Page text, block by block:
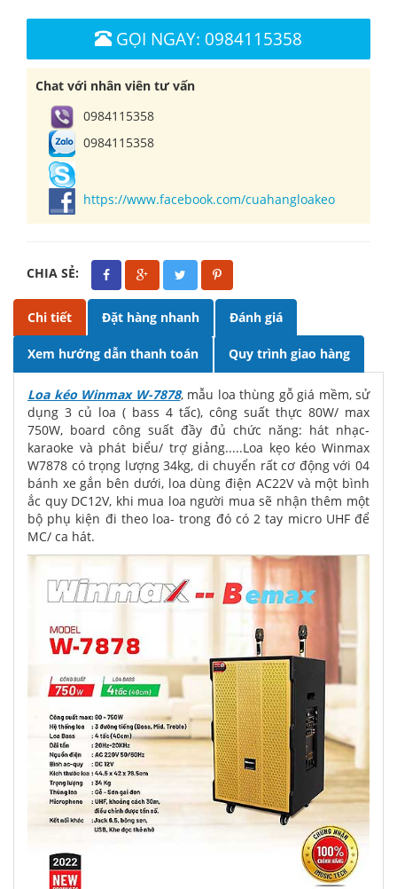
GỌI NGAY: 0984115358
Chat với nhân viên tư vấn
0984115358
0984115358
https://www.facebook.com/cuahangloakeo
CHIA SẺ:
Chi tiết Đặt hàng nhanh Đánh giá
Xem hướng dẫn thanh toán Quy trình giao hàng
Loa kéo Winmax W-7878, mẫu loa thùng gỗ giá mềm, sử
dụng 3 củ loa ( bass 4 tấc), công suất thực 80W/ max
750W, board công suất đầy đủ chức năng: hát nhạc-
karaoke và phát biểu/ trợ giảng.....Loa kẹo kéo Winmax
W7878 có trọng lượng 34kg, di chuyển rất cơ động với 04
bánh xe gắn bên dưới, loa dùng điện AC22V và một bình
ắc quy DC12V, khi mua loa người mua sẽ nhận thêm một
bộ phụ kiện đi theo loa- trong đó có 2 tay micro UHF để
MC/ ca hát.